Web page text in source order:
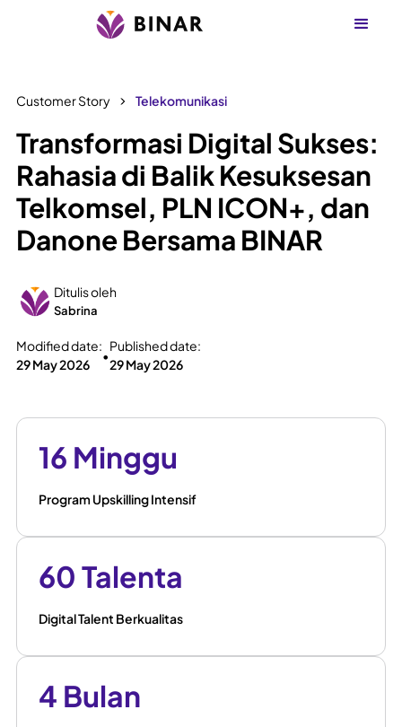
Customer Story Telekomunikasi
Transformasi Digital Sukses:
Rahasia di Balik Kesuksesan
Telkomsel, PLN ICON+, dan
Danone Bersama BINAR
Ditulis oleh
Sabrina
Modified date:
29 May 2026
•
Published date:
29 May 2026
16 Minggu
Program Upskilling Intensif
60 Talenta
Digital Talent Berkualitas
4 Bulan